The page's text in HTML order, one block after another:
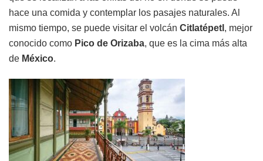
hace una comida y contemplar los pasajes naturales. Al
mismo tiempo, se puede visitar el volcán Citlatépetl , mejor
conocido como Pico de Orizaba, que es la cima más alta
de México.